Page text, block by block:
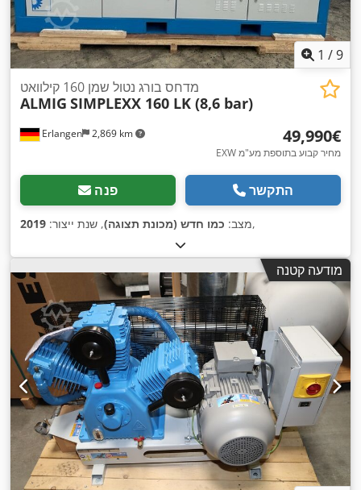
1 /9
Erlangen 2,869 km
מדחס בורג נטול שמן 160 קילוואט
ALMIG SIMPLEXX 160 LK (8,6 bar)
‏49,990 ‏€
EXW מחיר קבוע בתוספת מע"מ
פנה התקשר
מצב: כמו חדש (מכונת תצוגה), שנת ייצור: 2019 ,
מודעה קטנה